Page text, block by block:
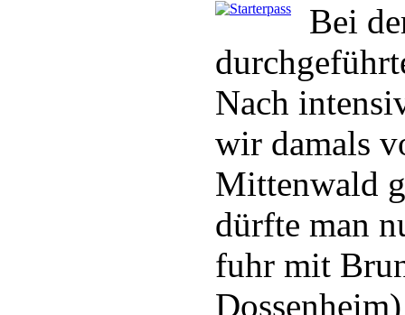
Bei
Nach
wir damals
Mittenwald
dürfte man
fuhr mit